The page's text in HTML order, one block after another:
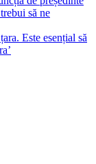
să ne
Este esențial să